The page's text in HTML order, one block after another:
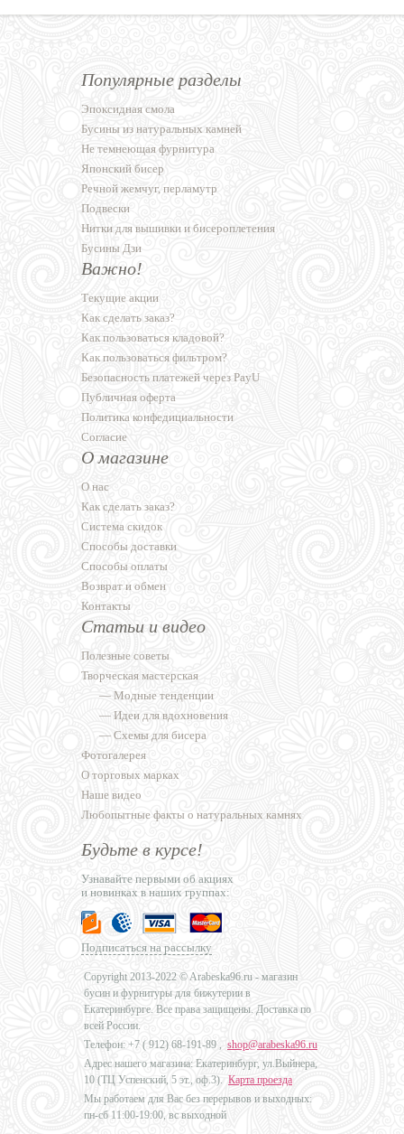
Популярные разделы
Эпоксидная смола
Бусины из натуральных камней
Не темнеющая фурнитура
Японский бисер
Речной жемчуг, перламутр
Подвески
Нитки для вышивки и бисероплетения
Бусины Дзи
Важно!
Текущие акции
Как сделать заказ?
Как пользоваться кладовой?
Как пользоваться фильтром?
Безопасность платежей через PayU
Публичная оферта
Политика конфедициальности
Согласие
О магазине
О нас
Как сделать заказ?
Система скидок
Способы доставки
Способы оплаты
Возврат и обмен
Контакты
Статьи и видео
Полезные советы
Творческая мастерская
— Модные тенденции
— Идеи для вдохновения
— Схемы для бисера
Фотогалерея
О торговых марках
Наше видео
Любопытные факты о натуральных камнях
Будьте в курсе!
Узнавайте первыми об акциях
и новинках в наших группах:
Подписаться на рассылку
Copyright 2013-2022 © Arabeska96.ru - магазин
бусин и фурнитуры для бижутерии в
Екатеринбурге. Все права защищены. Доставка по
всей России.
Телефон: +7 ( 912) 68-191-89 , shop@arabeska96.ru
Адрес нашего магазина: Екатеринбург, ул.Выйнера,
10 (ТЦ Успенский, 5 эт., оф.3). Карта проезда
Мы работаем для Вас без перерывов и выходных:
пн-сб 11:00-19:00, вс выходной